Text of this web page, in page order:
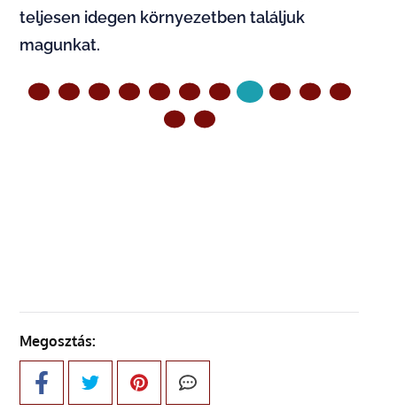
teljesen idegen környezetben találjuk
magunkat.
Megosztás: